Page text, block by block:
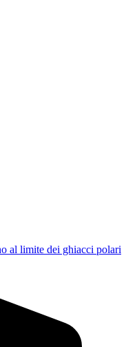
al limite dei ghiacci polari